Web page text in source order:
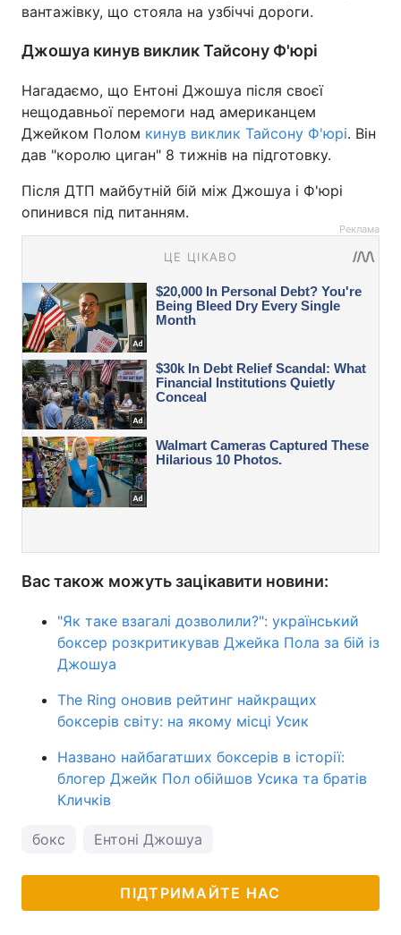
вантажівку, що стояла на узбіччі дороги.
Джошуа кинув виклик Тайсону Ф'юрі
Нагадаємо, що Ентоні Джошуа після своєї
нещодавньої перемоги над американцем
Джейком Полом кинув виклик Тайсону Ф'юрі. Він
дав "королю циган" 8 тижнів на підготовку.
Після ДТП майбутній бій між Джошуа і Ф'юрі
опинився під питанням.
Реклама
Вас також можуть зацікавити новини:
"Як таке взагалі дозволили?": український
боксер розкритикував Джейка Пола за бій із
Джошуа
The Ring оновив рейтинг найкращих
боксерів світу: на якому місці Усик
Названо найбагатших боксерів в історії:
блогер Джейк Пол обійшов Усика та братів
Кличків
бокс Ентоні Джошуа
ПІДТРИМАЙТЕ НАС